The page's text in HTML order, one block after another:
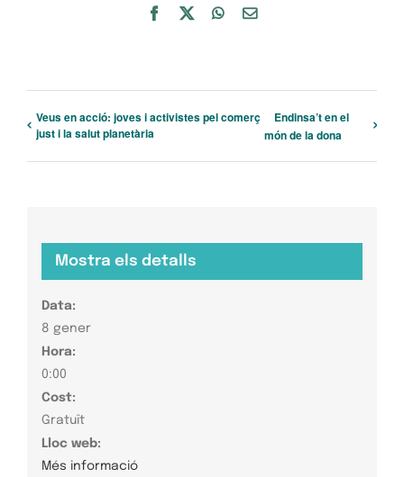
Facebook WhatsApp
Email:
Veus en acció: joves i activistes pel comerç
just i la salut planetària
Endinsa’t en el
món de la dona
Mostra els detalls
Data:
8 gener
Hora:
0:00
Cost:
Gratuït
Lloc web:
Més informació